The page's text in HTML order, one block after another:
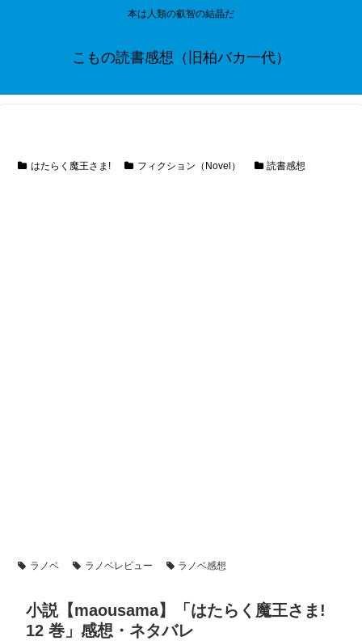
本は人類の叡智の結晶だ
こもの読書感想（旧柏バカ一代）
はたらく魔王さま! フィクション（Novel） 読書感想
ラノベ ラノベレビュー ラノベ感想
小説【maousama】「はたらく魔王さま!
12 巻」感想・ネタバレ